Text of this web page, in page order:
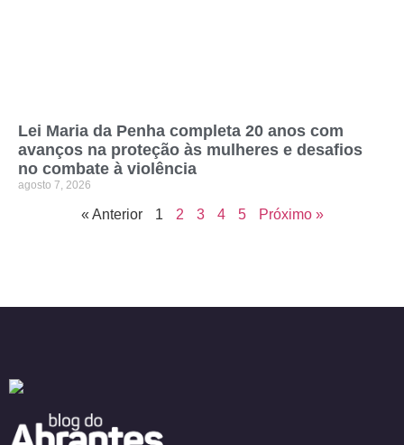
Lei Maria da Penha completa 20 anos com
avanços na proteção às mulheres e desafios
no combate à violência
agosto 7, 2026
« Anterior 1 2 3 4 5 Próximo »